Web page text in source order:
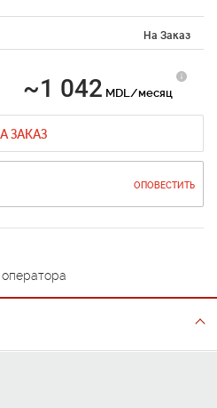
На Заказ
~1 042 MDL/месяц
ЗАКАЗ
ОПОВЕСТИТЬ